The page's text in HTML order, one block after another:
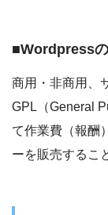
■Wordpress
商用・非商用、
GPL（General
て作業費（報酬
ーを販売するこ